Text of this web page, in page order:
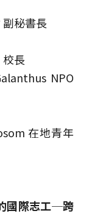
秘書長
長
NPO
在地青年
國際志工─跨